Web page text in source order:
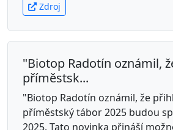
Zdroj
"Biotop Radotín oznámil,
příměstsk...
"Biotop Radotín oznámil, že
příměstský tábor 2025 budou
2025. Tato novinka přináší